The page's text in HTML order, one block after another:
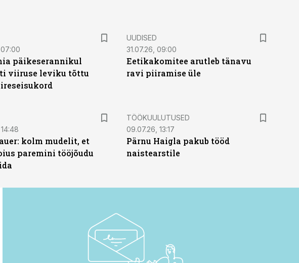
päikeserannikul
viiruse leviku tõttu
UUDISED
31.07.26, 09:00
Eetikakomitee arutleb tänavu
ravi piiramise üle
kolm mudelit, et
paremini tööjõudu
ST
TÖÖKUULUTUSED
09.07.26, 13:17
Pärnu Haigla pakub tööd
naistearstile